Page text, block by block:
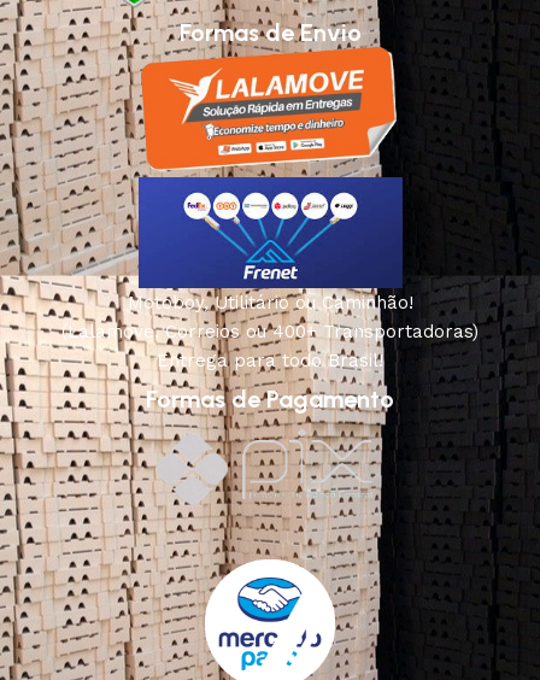
Formas de Envio
Motoboy, Utilitário ou Caminhão!
(Lalamove, Correios ou 400+ Transportadoras)
Entrega para todo Brasil!
Formas de Pagamento